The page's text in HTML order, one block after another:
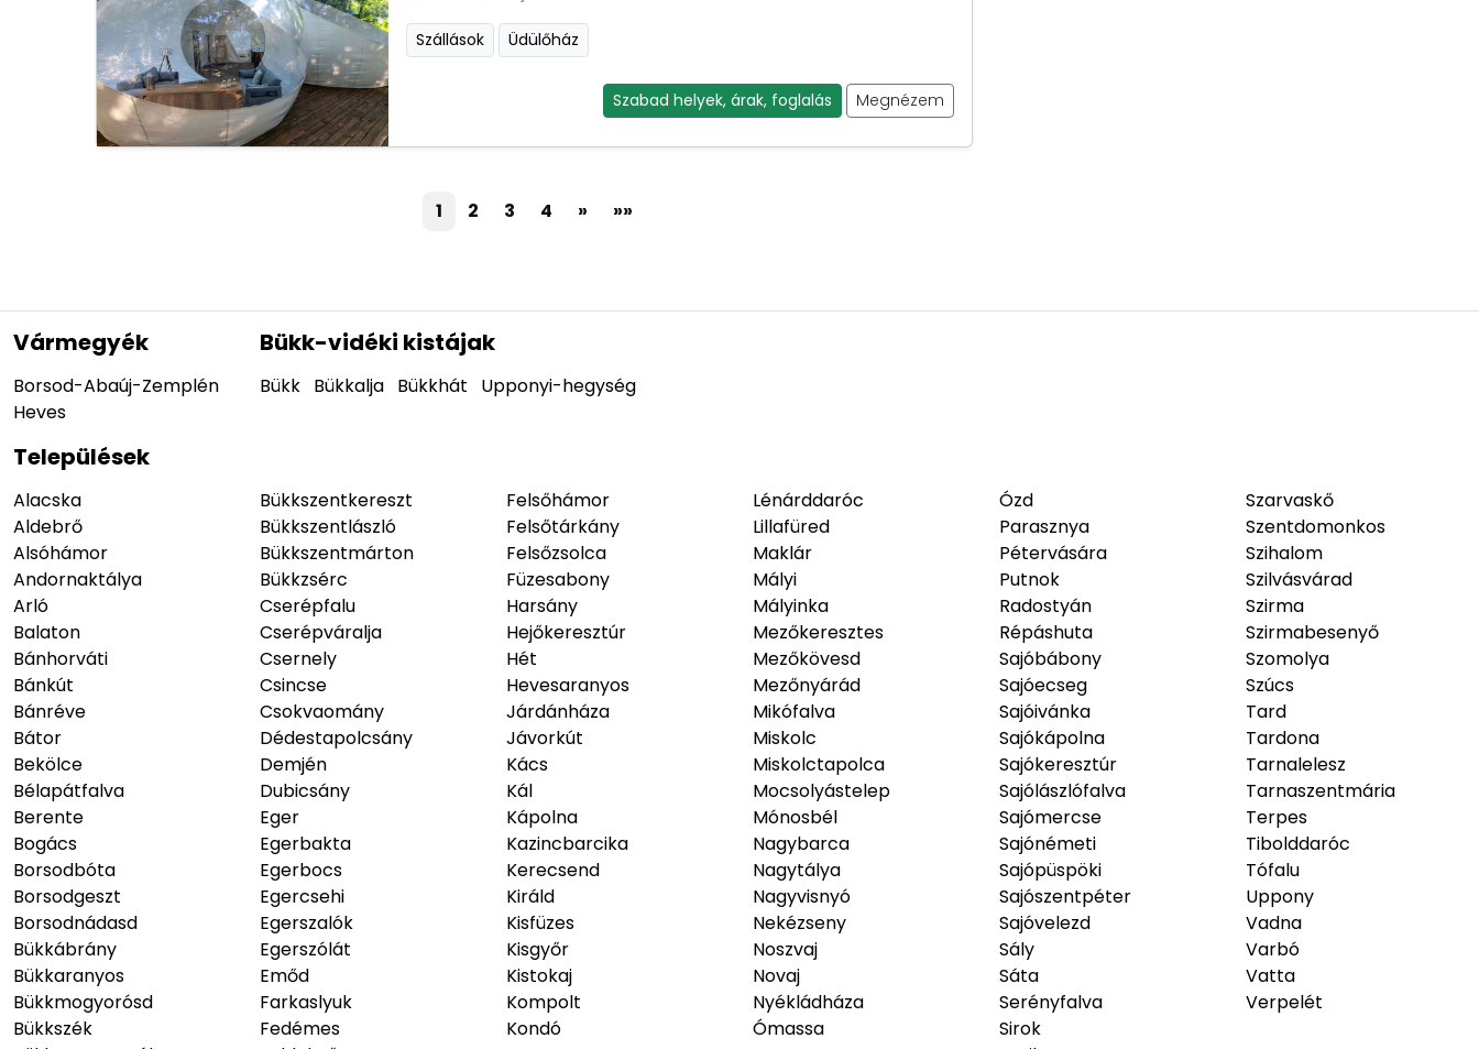
Szállások Üdülőház
Szabad helyek, árak, foglalás Megnézem
1 2 3 4 » »»
Vármegyék
Borsod-Abaúj-Zemplén
Heves
Bükk-vidéki kistájak
Bükk Bükkalja Bükkhát Upponyi-hegység
Települések
Alacska
Aldebrő
Alsóhámor
Andornaktálya
Arló
Balaton
Bánhorváti
Bánkút
Bánréve
Bátor
Bekölce
Bélapátfalva
Berente
Bogács
Borsodbóta
Borsodgeszt
Borsodnádasd
Bükkábrány
Bükkaranyos
Bükkmogyorósd
Bükkszék
Bükkszentkereszt
Bükkszentlászló
Bükkszentmárton
Bükkzsérc
Cserépfalu
Cserépváralja
Csernely
Csincse
Csokvaomány
Dédestapolcsány
Demjén
Dubicsány
Eger
Egerbakta
Egerbocs
Egercsehi
Egerszalók
Egerszólát
Emőd
Farkaslyuk
Fedémes
Felsőhámor
Felsőtárkány
Felsőzsolca
Füzesabony
Harsány
Hejőkeresztúr
Hét
Hevesaranyos
Járdánháza
Jávorkút
Kács
Kál
Kápolna
Kazincbarcika
Kerecsend
Királd
Kisfüzes
Kisgyőr
Kistokaj
Kompolt
Kondó
Lénárddaróc
Lillafüred
Maklár
Mályi
Mályinka
Mezőkeresztes
Mezőkövesd
Mezőnyárád
Mikófalva
Miskolc
Miskolctapolca
Mocsolyástelep
Mónosbél
Nagybarca
Nagytálya
Nagyvisnyó
Nekézseny
Noszvaj
Novaj
Nyékládháza
Ómassa
Ózd
Parasznya
Pétervására
Putnok
Radostyán
Répáshuta
Sajóbábony
Sajóecseg
Sajóivánka
Sajókápolna
Sajókeresztúr
Sajólászlófalva
Sajómercse
Sajónémeti
Sajópüspöki
Sajószentpéter
Sajóvelezd
Sály
Sáta
Serényfalva
Sirok
Szarvaskő
Szentdomonkos
Szihalom
Szilvásvárad
Szirma
Szirmabesenyő
Szomolya
Szúcs
Tard
Tardona
Tarnalelesz
Tarnaszentmária
Terpes
Tibolddaróc
Tófalu
Uppony
Vadna
Varbó
Vatta
Verpelét